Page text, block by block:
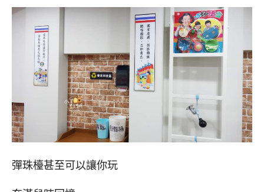
彈珠檯甚至可以讓你玩